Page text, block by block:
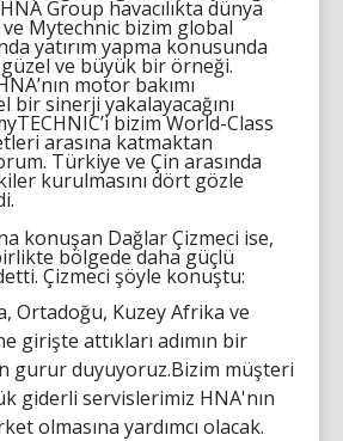
Group havacılıkta dünya
Mytechnic bizim global
yatırım yapma konusunda
güzel ve büyük bir örneği.
motor bakımı
bir sinerji yakalayacağını
bizim World-Class
arasına katmaktan
Türkiye ve Çin arasında
kurulmasını dört gözle
konuşan Dağlar Çizmeci ise,
bölgede daha güçlü
Çizmeci şöyle konuştu:
Ortadoğu, Kuzey Afrika ve
girişte attıkları adımın bir
gurur duyuyoruz.Bizim müşteri
giderli servislerimiz HNA'nın
olmasına yardımcı olacak.